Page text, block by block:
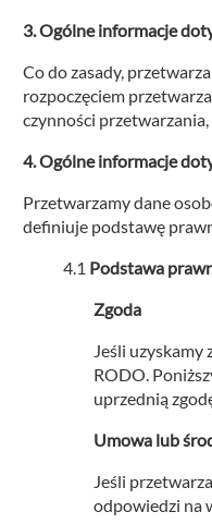
Ogólne informacje
Co do zasady,
rozpoczęciem
czynności
Ogólne informacje
Przetwarzamy dane
definiuje podstawę
Podstawa
Zgoda
Jeśli
RODO.
uprzednią
Umowa lub
Jeśli
odpowiedzi na